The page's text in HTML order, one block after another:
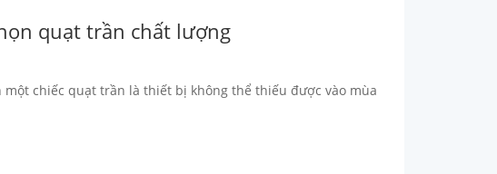
quạt trần chất lượng
chiếc quạt trần là thiết bị không thể thiếu được vào mùa